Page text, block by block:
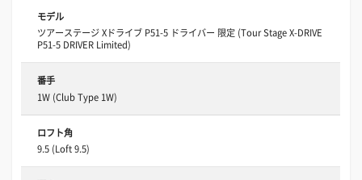
モデル
ツアーステージ Xドライブ P51-5 ドライバー 限定 (Tour Stage X-DRIVE
P51-5 DRIVER Limited)
番手
1W (Club Type 1W)
ロフト角
9.5 (Loft 9.5)